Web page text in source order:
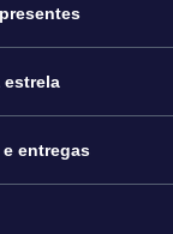
conosco
on-line
presente da OSR
estrela
entregas